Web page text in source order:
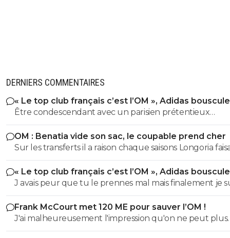
DERNIERS COMMENTAIRES
« Le top club français c’est l’OM », Adidas
PSG
Être condescendant avec un parisien prétentieux
(pléonasme) c'est mon plaisir petit poussin. Bisous
OM : Benatia vide son sac, le coupable prend cher
Sur les transferts il a raison chaque saisons Longoria
15/16 joueurs avec son poto ribalta benatia etait pas
om a l époque. En plus Longoria faisait ses agents amis
toucher sur les transferts sur l achat de tocard qui
pas quitter l'OM. Oui tout le monde voyait arriver des
joueurs tout le monde etait content mais les dessous
transferts personne ne se posaient les questions
avec quelle argent...Avec du recule Longoria a ruiné
« Le top club français c’est l’OM », Adidas
PSG
J avais peur que tu le prennes mal mais finalement je
content que tu le prennes comme ça Raymond Q et
plus, ça reste dans la lignée de ta condescendance
con, bravo à toi.
Frank McCourt met 120 ME pour sauver l’OM !
J'ai malheureusement l'impression qu'on ne peut plus
aujourd'hui espérer mieux que ça. Pour moi il n'y a pas mille